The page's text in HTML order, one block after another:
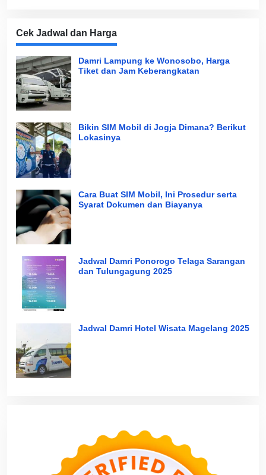
Cek Jadwal dan Harga
Damri Lampung ke Wonosobo, Harga
Tiket dan Jam Keberangkatan
Bikin SIM Mobil di Jogja Dimana? Berikut
Lokasinya
Cara Buat SIM Mobil, Ini Prosedur serta
Syarat Dokumen dan Biayanya
Jadwal Damri Ponorogo Telaga Sarangan
dan Tulungagung 2025
Jadwal Damri Hotel Wisata Magelang 2025